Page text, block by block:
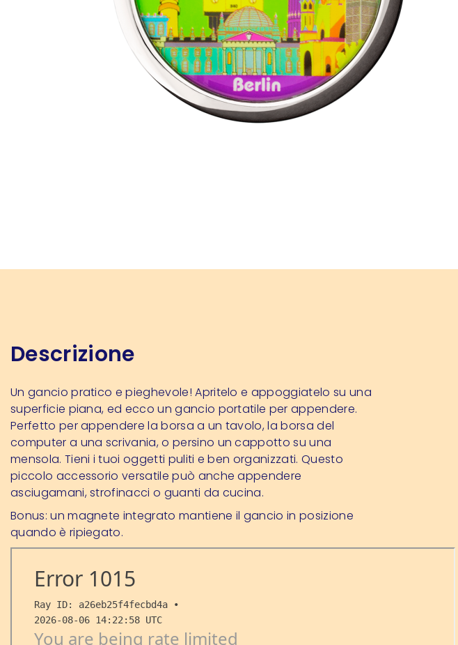
Descrizione
Un gancio pratico e pieghevole! Apritelo e appoggiatelo su una
superficie piana, ed ecco un gancio portatile per appendere.
Perfetto per appendere la borsa a un tavolo, la borsa del
computer a una scrivania, o persino un cappotto su una
mensola. Tieni i tuoi oggetti puliti e ben organizzati. Questo
piccolo accessorio versatile può anche appendere
asciugamani, strofinacci o guanti da cucina.
Bonus: un magnete integrato mantiene il gancio in posizione
quando è ripiegato.